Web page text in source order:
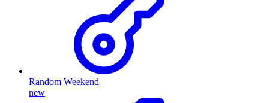
Random Weekend
new